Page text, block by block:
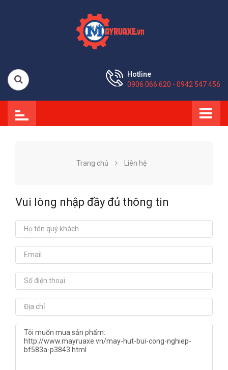
Hotline
0906 066 620 - 0942 547 456
Trang chủ Liên hệ
Vui lòng nhập đầy đủ thông tin